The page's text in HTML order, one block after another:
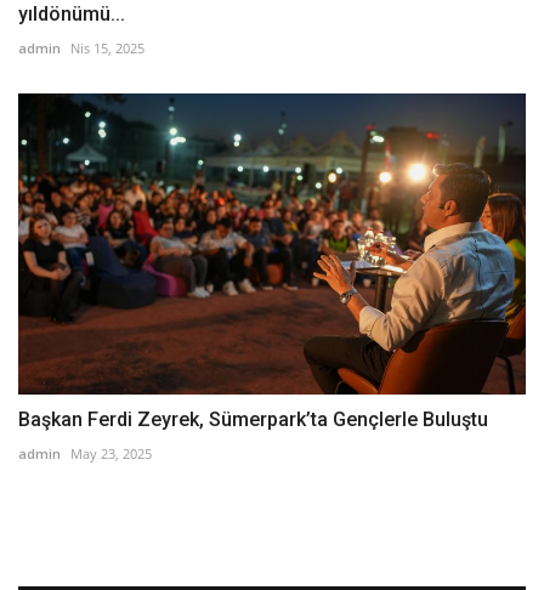
yıldönümü...
admin Nis 15, 2025
Başkan Ferdi Zeyrek, Sümerpark’ta Gençlerle Buluştu
admin May 23, 2025